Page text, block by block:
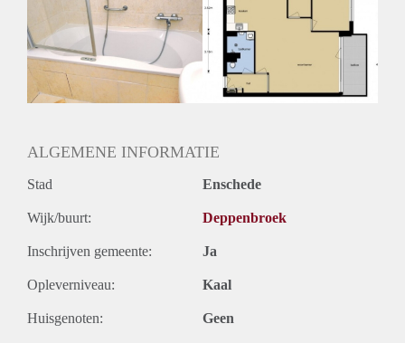
ALGEMENE INFORMATIE
Stad Enschede
Wijk/buurt: Deppenbroek
Inschrijven gemeente: Ja
Opleverniveau: Kaal
Huisgenoten: Geen